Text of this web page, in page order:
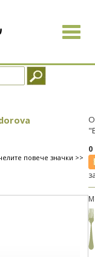
Toggle
повече значки >>